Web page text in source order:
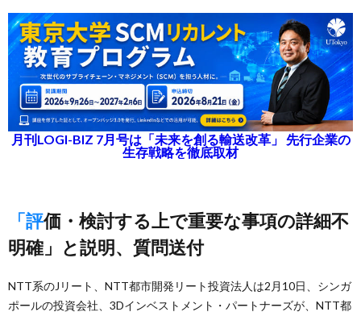
月刊LOGI-BIZ 7月号は「未来を創る輸送改革」 先行企業の
生存戦略を徹底取材
「評価・検討する上で重要な事項の詳細不
明確」と説明、質問送付
NTT系のJリート、NTT都市開発リート投資法人は2月10日、シンガ
ポールの投資会社、3Dインベストメント・パートナーズが、NTT都